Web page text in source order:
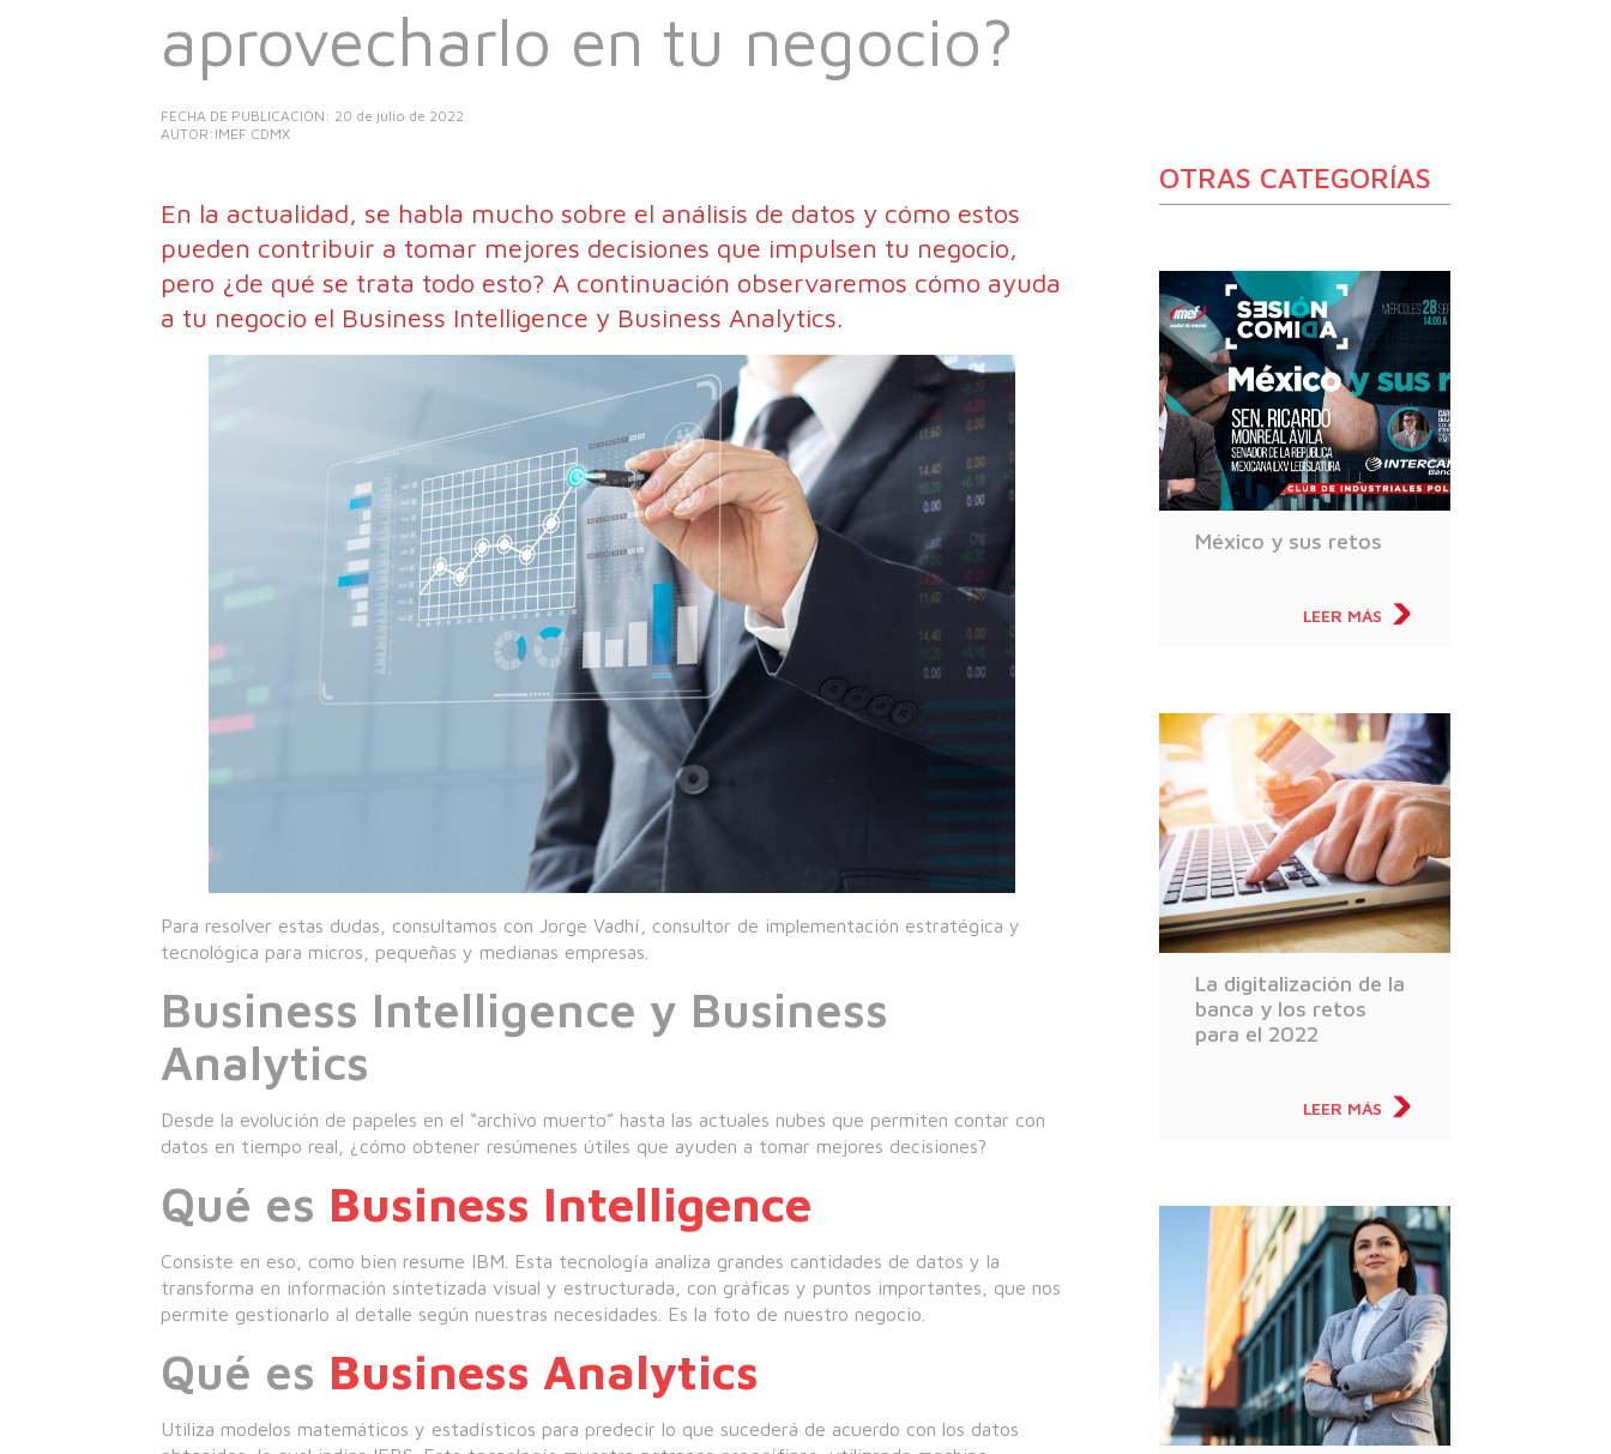
aprovecharlo en tu negocio?
FECHA DE PUBLICACIÓN: 20 de julio de 2022
AUTOR:IMEF CDMX
En la actualidad, se habla mucho sobre el análisis de datos y cómo estos
pueden contribuir a tomar mejores decisiones que impulsen tu negocio,
pero ¿de qué se trata todo esto? A continuación observaremos cómo ayuda
a tu negocio el Business Intelligence y Business Analytics.
Para resolver estas dudas, consultamos con Jorge Vadhí, consultor de implementación estratégica y
tecnológica para micros, pequeñas y medianas empresas.
Business Intelligence y Business
Analytics
Desde la evolución de papeles en el “archivo muerto” hasta las actuales nubes que permiten contar con
datos en tiempo real, ¿cómo obtener resúmenes útiles que ayuden a tomar mejores decisiones?
Qué es Business Intelligence
Consiste en eso, como bien resume IBM. Esta tecnología analiza grandes cantidades de datos y la
transforma en información sintetizada visual y estructurada, con gráficas y puntos importantes, que nos
permite gestionarlo al detalle según nuestras necesidades. Es la foto de nuestro negocio.
Qué es Business Analytics
Utiliza modelos matemáticos y estadísticos para predecir lo que sucederá de acuerdo con los datos
OTRAS CATEGORÍAS
México y sus retos
LEER MÁS
La digitalización de la
banca y los retos
para el 2022
LEER MÁS